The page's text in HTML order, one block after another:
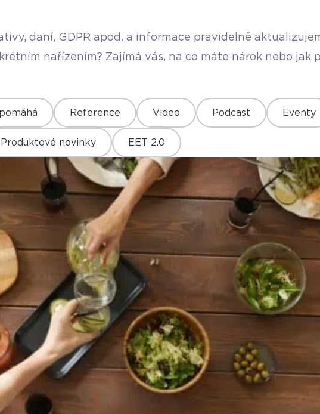
daní, GDPR apod. a informace pravidelně
nařízením? Zajímá vás, na co máte nárok nebo jak
Reference Video Podcast Eventy
Produktové novinky EET 2.0